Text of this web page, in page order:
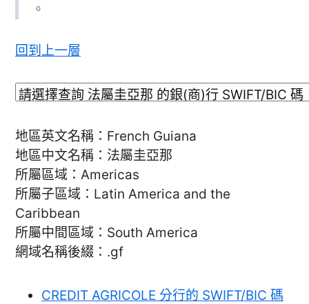
。
回到上一層
地區英文名稱：French Guiana
地區中文名稱：法屬圭亞那
所屬區域：Americas
所屬子區域：Latin America and the
Caribbean
所屬中間區域：South America
網域名稱後綴：.gf
CREDIT AGRICOLE 分行的 SWIFT/BIC 碼